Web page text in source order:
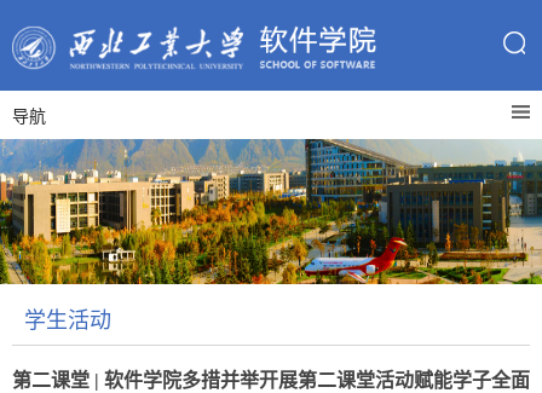
导航
学生活动
第二课堂 | 软件学院多措并举开展第二课堂活动赋能学子全面